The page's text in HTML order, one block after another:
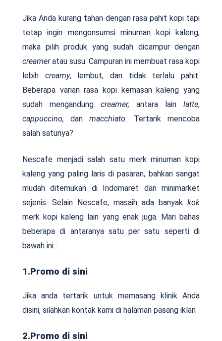
Jika Anda kurang tahan dengan rasa pahit kopi tapi
tetap ingin mengonsumsi minuman kopi kaleng,
maka pilih produk yang sudah dicampur dengan
creameratau susu. Campuran ini membuat rasa kopi
lebih creamy, lembut, dan tidak terlalu pahit.
Beberapa varian rasa kopi kemasan kaleng yang
sudah mengandung creamer, antara lain latte,
cappuccino, dan macchiato.
Tertarik mencoba
salah satunya?
Nescafe menjadi salah satu merk minuman kopi
kaleng yang paling laris di pasaran, bahkan sangat
mudah ditemukan di Indomaret dan minimarket
sejenis. Selain Nescafe, masaih ada banyak kok
merk kopi kaleng lain yang enak juga. Mari bahas
beberapa di antaranya satu per satu seperti di
bawah ini :
1.Promo di sini
Jika anda tertarik untuk memasang klinik Anda
disini, silahkan kontak kami di halaman pasang iklan
2.Promo di sini